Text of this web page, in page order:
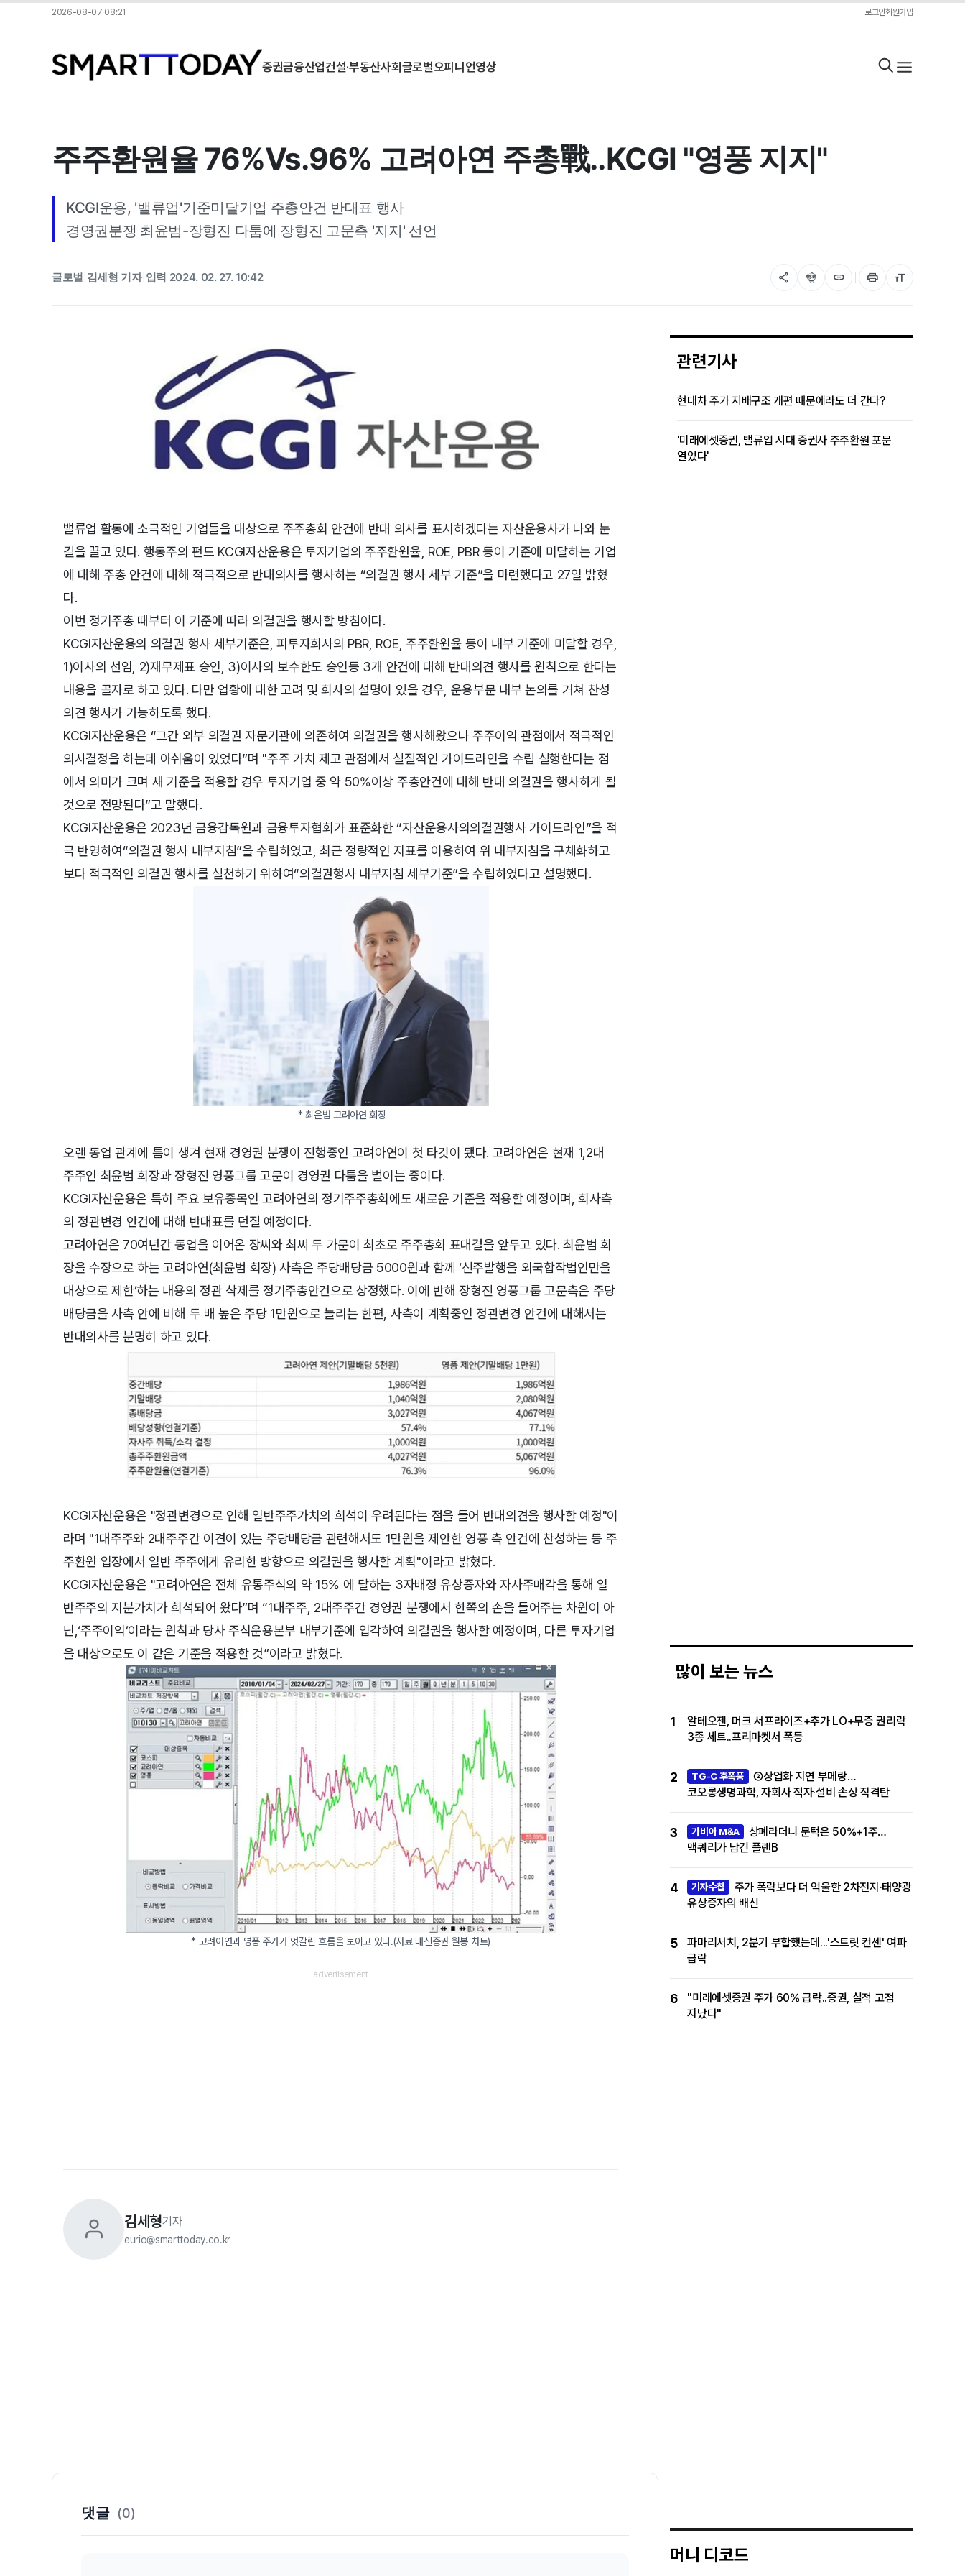
2026-08-07 08:21 로그인회원가입
증권금융산업건설·부동산사회글로벌오피니언영상
주주환원율 76%Vs.96% 고려아연 주총戰..KCGI "영풍 지지"
KCGI운용, '밸류업'기준미달기업 주총안건 반대표 행사
경영권분쟁 최윤범-장형진 다툼에 장형진 고문측 '지지' 선언
글로벌 김세형 기자| 입력 2024. 02. 27. 10:42 share flutter_dash link print format_size
밸류업 활동에 소극적인 기업들을 대상으로 주주총회 안건에 반대 의사를 표시하겠다는 자산운용사가 나와 눈
길을 끌고 있다. 행동주의 펀드 KCGI자산운용은 투자기업의 주주환원율, ROE, PBR 등이 기준에 미달하는 기업
에 대해 주총 안건에 대해 적극적으로 반대의사를 행사하는 “의결권 행사 세부 기준”을 마련했다고 27일 밝혔
다.
이번 정기주총 때부터 이 기준에 따라 의결권을 행사할 방침이다.
KCGI자산운용의 의결권 행사 세부기준은, 피투자회사의 PBR, ROE, 주주환원율 등이 내부 기준에 미달할 경우,
1)이사의 선임, 2)재무제표 승인, 3)이사의 보수한도 승인등 3개 안건에 대해 반대의견 행사를 원칙으로 한다는
내용을 골자로 하고 있다. 다만 업황에 대한 고려 및 회사의 설명이 있을 경우, 운용부문 내부 논의를 거쳐 찬성
의견 행사가 가능하도록 했다.
KCGI자산운용은 “그간 외부 의결권 자문기관에 의존하여 의결권을 행사해왔으나 주주이익 관점에서 적극적인
의사결정을 하는데 아쉬움이 있었다”며 "주주 가치 제고 관점에서 실질적인 가이드라인을 수립 실행한다는 점
에서 의미가 크며 새 기준을 적용할 경우 투자기업 중 약 50%이상 주총안건에 대해 반대 의결권을 행사하게 될
것으로 전망된다”고 말했다.
KCGI자산운용은 2023년 금융감독원과 금융투자협회가 표준화한 “자산운용사의의결권행사 가이드라인”을 적
극 반영하여“의결권 행사 내부지침”을 수립하였고, 최근 정량적인 지표를 이용하여 위 내부지침을 구체화하고
보다 적극적인 의결권 행사를 실천하기 위하여“의결권행사 내부지침 세부기준”을 수립하였다고 설명했다.
* 최윤범 고려아연 회장
오랜 동업 관계에 틈이 생겨 현재 경영권 분쟁이 진행중인 고려아연이 첫 타깃이 됐다. 고려아연은 현재 1,2대
주주인 최윤범 회장과 장형진 영풍그룹 고문이 경영권 다툼을 벌이는 중이다.
KCGI자산운용은 특히 주요 보유종목인 고려아연의 정기주주총회에도 새로운 기준을 적용할 예정이며, 회사측
의 정관변경 안건에 대해 반대표를 던질 예정이다.
고려아연은 70여년간 동업을 이어온 장씨와 최씨 두 가문이 최초로 주주총회 표대결을 앞두고 있다. 최윤범 회
장을 수장으로 하는 고려아연(최윤범 회장) 사측은 주당배당금 5000원과 함께 ‘신주발행을 외국합작법인만을
대상으로 제한’하는 내용의 정관 삭제를 정기주총안건으로 상정했다. 이에 반해 장형진 영풍그룹 고문측은 주당
배당금을 사측 안에 비해 두 배 높은 주당 1만원으로 늘리는 한편, 사측이 계획중인 정관변경 안건에 대해서는
반대의사를 분명히 하고 있다.
KCGI자산운용은 "정관변경으로 인해 일반주주가치의 희석이 우려된다는 점을 들어 반대의견을 행사할 예정"이
라며 "1대주주와 2대주주간 이견이 있는 주당배당금 관련해서도 1만원을 제안한 영풍 측 안건에 찬성하는 등 주
주환원 입장에서 일반 주주에게 유리한 방향으로 의결권을 행사할 계획"이라고 밝혔다.
KCGI자산운용은 "고려아연은 전체 유통주식의 약 15% 에 달하는 3자배정 유상증자와 자사주매각을 통해 일
반주주의 지분가치가 희석되어 왔다”며 “1대주주, 2대주주간 경영권 분쟁에서 한쪽의 손을 들어주는 차원이 아
닌,‘주주이익’이라는 원칙과 당사 주식운용본부 내부기준에 입각하여 의결권을 행사할 예정이며, 다른 투자기업
을 대상으로도 이 같은 기준을 적용할 것”이라고 밝혔다.
* 고려아연과 영풍 주가가 엇갈린 흐름을 보이고 있다.(자료 대신증권 월봉 차트)
김세형기자
eurio@smarttoday.co.kr
관련기사
현대차 주가 지배구조 개편 때문에라도 더 간다?
'미래에셋증권, 밸류업 시대 증권사 주주환원 포문
열었다'
많이 보는 뉴스
1
알테오젠, 머크 서프라이즈+추가 LO+무증 권리락
3종 세트..프리마켓서 폭등
2 TG-C 후폭풍
②상업화 지연 부메랑…
코오롱생명과학, 자회사 적자·설비 손상 직격탄
3 가비아 M&A
상폐라더니 문턱은 50%+1주…
맥쿼리가 남긴 플랜B
4 기자수첩
주가 폭락보다 더 억울한 2차전지·태양광
유상증자의 배신
5
파마리서치, 2분기 부합했는데...'스트릿 컨센' 여파
급락
6
"미래에셋증권 주가 60% 급락..증권, 실적 고점
지났다"
머니 디코드
댓글 (0)